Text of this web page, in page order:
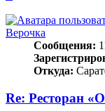
началу
Верочка
Сообщения:
Откуда:
Re: Ресторан